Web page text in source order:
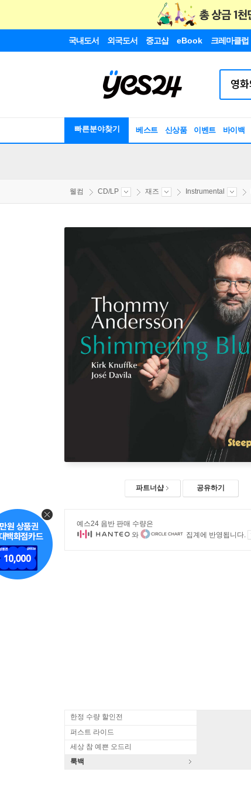
국내도서 외국도서 중고샵 eBook 크레마클럽
빠른분야찾기 베스트 신상품 이벤트 바이백
웰컴 CD/LP 재즈 Instrumental
파트너샵 공유하기
예스24 음반 판매 수량은
와
집계에 반영됩니다.
한정 수량 할인전
퍼스트 라이드
세상 참 예쁜 오드리
룩백